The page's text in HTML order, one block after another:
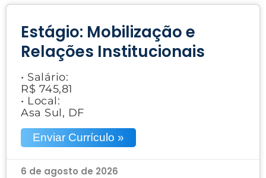
Estágio: Mobilização e
Relações Institucionais
• Salário:
R$ 745,81
• Local:
Asa Sul, DF
Enviar Currículo »
6 de agosto de 2026